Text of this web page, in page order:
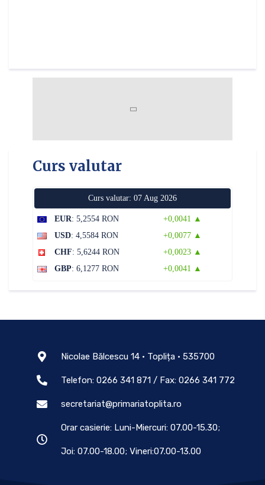
Curs valutar
Curs valutar: 07 Aug 2026
EUR: 5,2554 RON
+0,0041 ▲
USD: 4,5584 RON
+0,0077 ▲
CHF: 5,6244 RON
+0,0023 ▲
GBP: 6,1277 RON +0,0041 ▲
Nicolae Bălcescu 14 • Toplița • 535700
Telefon: 0266 341 871 / Fax: 0266 341 772
secretariat@primariatoplita.ro
Orar casierie: Luni-Miercuri: 07.00-15.30;
Joi: 07.00-18.00; Vineri:07.00-13.00